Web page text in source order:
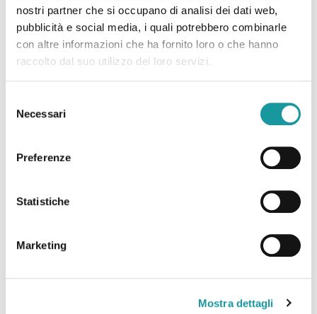
nostri partner che si occupano di analisi dei dati web,
pubblicità e social media, i quali potrebbero combinarle
con altre informazioni che ha fornito loro o che hanno
raccolto dal suo utilizzo dei loro servizi.
delNecessari
Preferenze
Statistiche
Marketing
Mostra dettagli
Ageop Ricerca – Odv
c/o IRCCS Policlinico Sant’Orsola – Azienda
Struttura Semplice Dipartimentale di